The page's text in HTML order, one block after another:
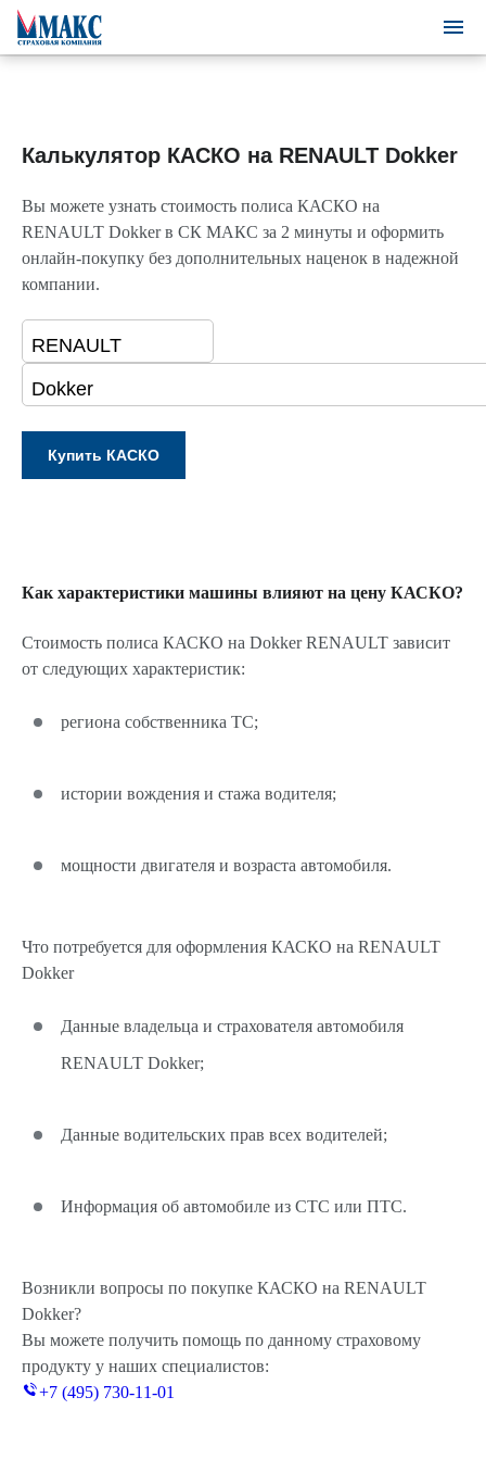
Калькулятор КАСКО на RENAULT Dokker
Вы можете узнать стоимость полиса КАСКО на
RENAULT Dokker в СК МАКС за 2 минуты и оформить
онлайн-покупку без дополнительных наценок в надежной
компании.
Как характеристики машины влияют на цену КАСКО?
Стоимость полиса КАСКО на Dokker RENAULT зависит
от следующих характеристик:
региона собственника ТС;
истории вождения и стажа водителя;
мощности двигателя и возраста автомобиля.
Что потребуется для оформления КАСКО на RENAULT
Dokker
Данные владельца и страхователя автомобиля
RENAULT Dokker;
Данные водительских прав всех водителей;
Информация об автомобиле из СТС или ПТС.
Возникли вопросы по покупке КАСКО на RENAULT
Dokker?
Вы можете получить помощь по данному страховому
продукту у наших специалистов:
+7 (495) 730-11-01